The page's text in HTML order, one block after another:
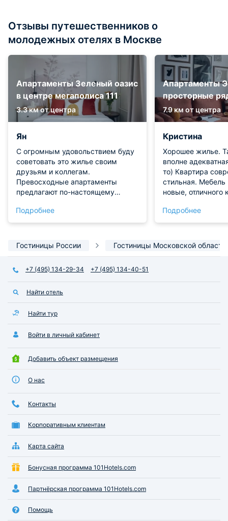
Отзывы путешественников о
молодежных отелях в Москве
Апартаменты Зеленый оазис
в центре мегаполиса 111
3.3 км от центра
Ян
С огромным удовольствием буду
советовать это жилье своим
друзьям и коллегам.
Превосходные апартаменты
предлагают по-настоящему
продумана каждая деталь для
полноценного отдыха. Меня
аура уюта: здесь с первых минут
великолепным благодаря
анатомическому матрасу,
воздушному одеялу из тенселя и
безупречной звукоизоляции — ни
единый звук из подъезда или со
двора не нарушил наш покой.
Отдельного восхищения
невероятно светлая и
вместительная, оснащена
современной индукционной
плитой, мощным блендером и
стильной посудой премиального
качества, поэтому создание
кулинарных шедевров
превратилось в истинное
удовольствие. Это идеальное
место, к которому невозможно
предъявить ни одной претензии.
Подробнее
Апартаменты
просторные
7.9 км от центра
Кристина
Хорошее жилье.
вполне
то) Квартира
стильная. Мебель
новые, отличного
было довольно
отсутствовали
Подробнее
Гостиницы России Гостиницы Московской области
+7 (495) 134-29-34 +7 (495) 134-40-51
Найти отель
Найти тур
Войти в личный кабинет
Добавить объект размещения
О нас
Контакты
Корпоративным клиентам
Карта сайта
Бонусная программа 101Hotels.com
Партнёрская программа 101Hotels.com
Помощь